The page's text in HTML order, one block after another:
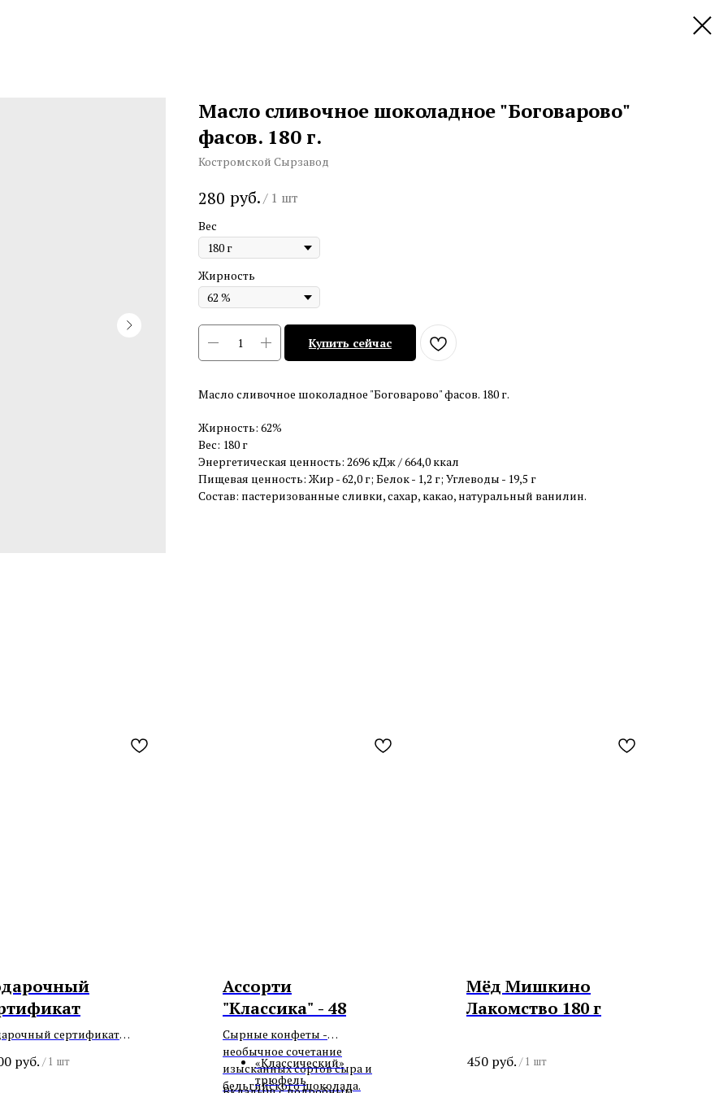
Масло сливочное шоколадное "Боговарово"
фасов. 180 г.
Костромской Сырзавод
280 руб./ 1 шт
Вес
Жирность
Купить сейчас
Масло сливочное шоколадное "Боговарово" фасов. 180 г.
Жирность: 62%
Вес: 180 г
Энергетическая ценность: 2696 кДж / 664,0 ккал
Пищевая ценность: Жир - 62,0 г; Белок - 1,2 г; Углеводы - 19,5 г
Состав: пастеризованные сливки, сахар, какао, натуральный ванилин.
сертификат
руб. / 1 шт
Ассорти
"Классика" - 48
Сырные конфеты -
необычное сочетание
изысканных сортов сыра и
бельгийского шоколада.
«Классический»
трюфель
Мёд Мишкино
Лакомство 180 г
450 руб. / 1 шт